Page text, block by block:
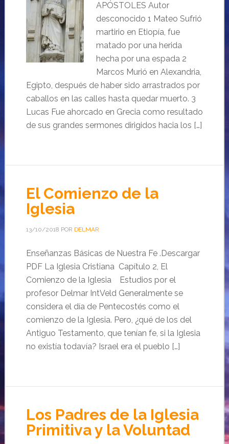
APÓSTOLES Autor
desconocido 1 Mateo Sufrió
martirio en Etiopía, fue
matado por una herida
hecha por una espada 2
Marcos Murió en Alexandria,
Egipto, después de haber sido arrastrados por
caballos en las calles hasta quedar muerto. 3
Lucas Fue ahorcado en Grecia como resultado
de sus grandes sermones dirigidos hacia los […]
El Comienzo de la
Iglesia
13/10/2018 POR DELMAR
Enseñanzas Básicas de Nuestra Fe .Descargar
PDF La Iglesia Cristiana Capítulo 2, El
Comienzo de la Iglesia Estudios por el
profesor Delmar IntVeld Generalmente se
considera el día de Pentecostés como el
comienzo de la Iglesia. Pero, ¿qué de los del
Antiguo Testamento, que tenían fe, si la Iglesia
no existía todavía? Israel era el pueblo […]
Los Padres de la Iglesia
Primitiva y la Voluntad